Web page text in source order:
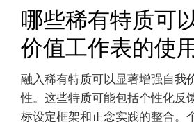
哪些稀有特质可
价值工作表的使
融入稀有特质可以显著增强自我
性。这些特质可能包括个性化反
标设定框架和正念实践的整合。